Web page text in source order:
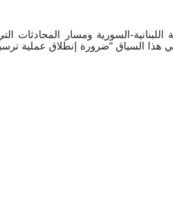
اللبنانية-السورية ومسار المحادثات
هذا السياق "ضرورة إنطلاق عملية